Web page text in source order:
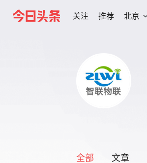
关注 推荐 北京
全部 文章